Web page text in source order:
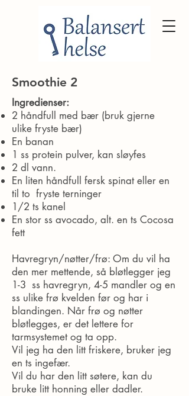
Smoothie 2
Ingredienser:
2 håndfull med bær (bruk gjerne
ulike fryste bær)
En banan
1 ss protein pulver, kan sløyfes
2 dl vann.
En liten håndfull fersk spinat eller en
til to fryste terninger
1/2 ts kanel
En stor ss avocado, alt. en ts Cocosa
fett
Havregryn/nøtter/frø: Om du vil ha
den mer mettende, så bløtlegger jeg
1-3 ss havregryn, 4-5 mandler og en
ss ulike frø kvelden før og har i
blandingen. Når frø og nøtter
bløtlegges, er det lettere for
tarmsystemet og ta opp.
Vil jeg ha den litt friskere, bruker jeg
en ts ingefær.
Vil du har den litt søtere, kan du
bruke litt honning eller dadler.